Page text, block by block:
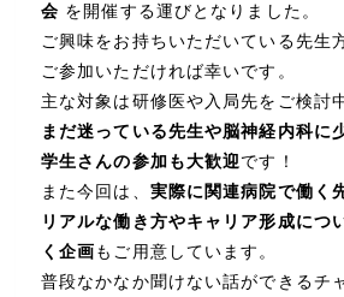
会 を開催する運びとなりました。
ご興味をお持ちいただいている先生
ご参加いただければ幸いです。
主な対象は研修医や入局先をご検討
まだ迷っている先生や脳神経内科に
学生さんの参加も大歓迎です！
また今回は、 実際に関連病院で働く
リアルな働き方やキャリア形成につ
く企画もご用意しています。
普段なかなか聞けない話ができるチ